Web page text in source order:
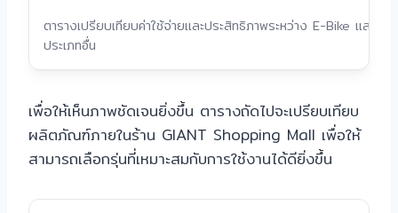
ตารางเปรียบเทียบค่าใช้จ่ายและประสิทธิภาพระหว่าง E-Bike และยาน
ประเภทอื่น
เพื่อให้เห็นภาพชัดเจนยิ่งขึ้น ตารางถัดไปจะเปรียบเทียบ
ผลิตภัณฑ์ภายในร้าน GIANT Shopping Mall เพื่อให้
สามารถเลือกรุ่นที่เหมาะสมกับการใช้งานได้ดียิ่งขึ้น